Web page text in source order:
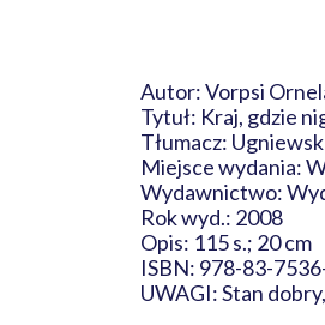
Autor: Vorpsi
Tytuł: Kraj, gdzie
Tłumacz:
Miejsce wydania:
Wydawnictwo:
Rok wyd.: 2008
Opis: 115 s.; 20 cm
ISBN: 978-83-
UWAGI: Stan